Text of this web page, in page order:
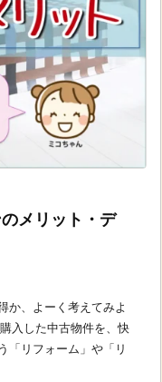
メリット・デ
か、よーく考えてみよ
入した中古物件を、快
「リフォーム」や「リ